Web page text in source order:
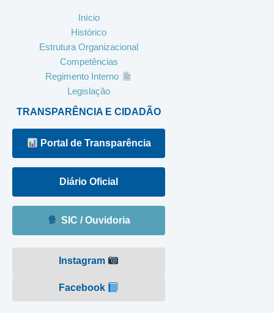
Início
Histórico
Estrutura Organizacional
Competências
Regimento Interno
Legislação
TRANSPARÊNCIA E CIDADÃO
Portal de Transparência
Diário Oficial
SIC / Ouvidoria
Instagram
Facebook